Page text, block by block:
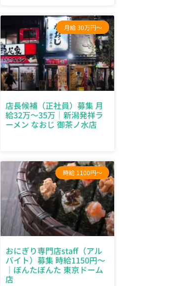
月給 30万円～
店長候補（正社員）募集 月
給32万～35万｜新潟発祥ラ
ーメン なおじ 御茶ノ水店
時給 1100円～
おにぎり専門店staff（アル
バイト）募集 時給1150円～
｜ぼんたぼんた 東京ドーム
店